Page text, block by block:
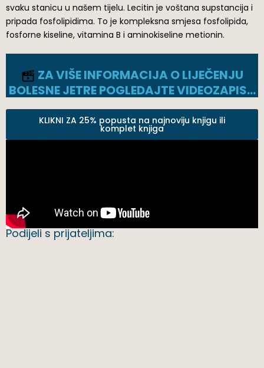
svaku stanicu u našem tijelu. Lecitin je voštana supstancija i
pripada fosfolipidima. To je kompleksna smjesa fosfolipida,
fosforne kiseline, vitamina B i aminokiseline metionin.
ZA VIŠE INFORMACIJA O LIJEČENJU
BOLESNE JETRE POGLEDAJTE VIDEOZAPIS…
KLIKNI ZA 25% popusta na najnoviju knjigu ili
komplet knjiga
Podijeli s prijateljima: